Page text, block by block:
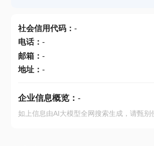
社会信用代码： -
电话： -
邮箱： -
地址： -
企业信息概览： -
如上信息由AI大模型全网搜索生成，请甄别